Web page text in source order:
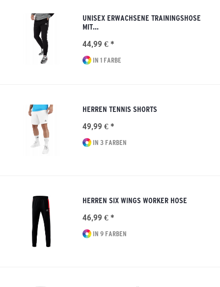
UNISEX ERWACHSENE TRAININGSHOSE
MIT...
44,99 € *
IN 1 FARBE
HERREN TENNIS SHORTS
49,99 € *
IN 3 FARBEN
HERREN SIX WINGS WORKER HOSE
46,99 € *
IN 9 FARBEN